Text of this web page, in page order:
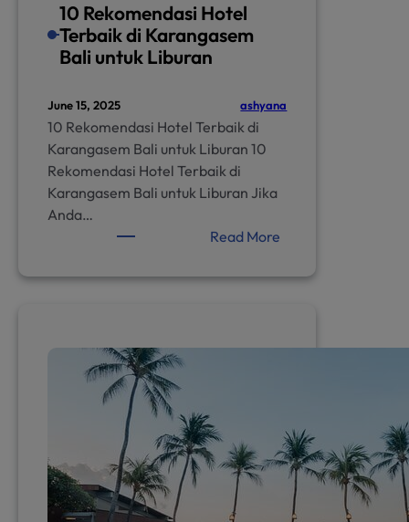
10 Rekomendasi Hotel
Terbaik di Karangasem
Bali untuk Liburan
June 15, 2025 ashyana
10 Rekomendasi Hotel Terbaik di
Karangasem Bali untuk Liburan 10
Rekomendasi Hotel Terbaik di
Karangasem Bali untuk Liburan Jika
Anda…
Read More
Rekomendasi
di
Liburan